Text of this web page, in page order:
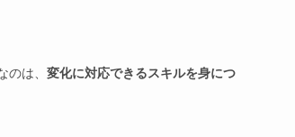
は、 変化に対応できるスキルを身につ